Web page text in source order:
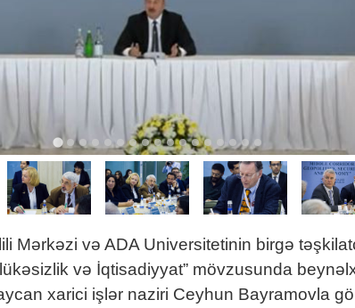
Mərkəzi və ADA Universitetinin birgə
və İqtisadiyyat” mövzusunda
xarici işlər naziri Ceyhun Bayramovla